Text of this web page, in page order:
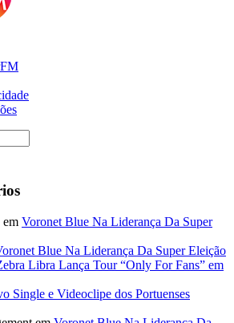
em Voronet Blue Na Liderança Da Super
Blue Na Liderança Da Super Eleição
Libra Lança Tour “Only For Fans” em
Single e Videoclipe dos Portuenses